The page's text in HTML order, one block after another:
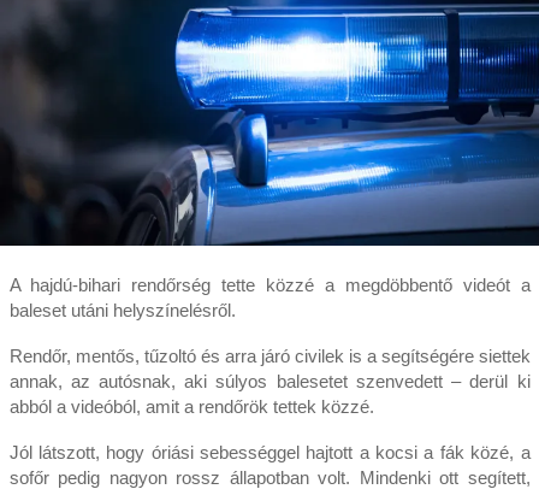
A hajdú-bihari rendőrség tette közzé a megdöbbentő videót a
baleset utáni helyszínelésről.
Rendőr, mentős, tűzoltó és arra járó civilek is a segítségére siettek
annak, az autósnak, aki súlyos balesetet szenvedett – derül ki
abból a videóból, amit a rendőrök tettek közzé.
Jól látszott, hogy óriási sebességgel hajtott a kocsi a fák közé, a
sofőr pedig nagyon rossz állapotban volt. Mindenki ott segített,